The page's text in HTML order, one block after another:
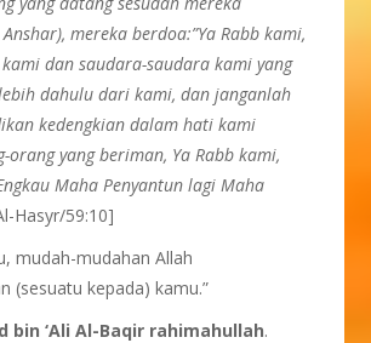
mereka berdoa:”Ya Rabb kami,
dan saudara-saudara kami yang
dahulu dari kami, dan janganlah
kedengkian dalam hati kami
orang yang beriman, Ya Rabb kami,
Maha Penyantun lagi Maha
Hasyr/59:10]
mudah-mudahan Allah
(sesuatu kepada) kamu.”
bin ‘Ali Al-Baqir rahimahullah.